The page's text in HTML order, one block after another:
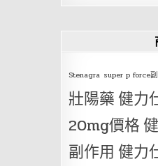
Stenagra super p force
壯陽藥健力
20mg價格
副作用 健力